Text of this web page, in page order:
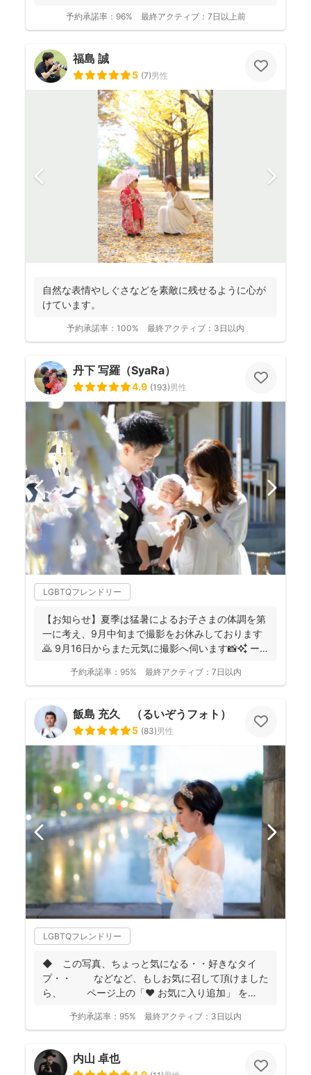
予約承諾率： 96% 最終アクティブ： 7日以上前
福島 誠
5 (7)男性
自然な表情やしぐさなどを素敵に残せるように心が
けています。
予約承諾率： 100% 最終アクティブ： 3日以内
丹下 写羅（SyaRa）
4.9 (193)男性
LGBTQフレンドリー
【お知らせ】夏季は猛暑によるお子さまの体調を第
一に考え、9月中旬まで撮影をお休みしております
🙇 9月16日からまた元気に撮影へ伺います📸✨ ー
予約承諾率： 95% 最終アクティブ： 7日以内
飯島 充久 （るいぞうフォト）
5 (83)男性
LGBTQフレンドリー
◆ この写真、ちょっと気になる・・好きなタイ
プ・・ などなど、もしお気に召して頂けました
ら、 ページ上の「❤ お気に入り追加」 を
予約承諾率： 95% 最終アクティブ： 3日以内
内山 卓也